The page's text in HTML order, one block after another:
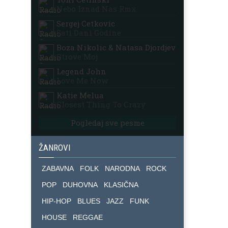
Nebo Iznad Nas Rmx
Sergej Cetkovic
Sati Dani Godine
Boza Nikolic & Natasa Djordjevic
Otrove Moj
Legend John
Love Me Now
Katie Melua
Closest Thing To Crazy
Pogledaj sve pesme
ŽANROVI
ZABAVNA FOLK NARODNA
ROCK
POP
DUHOVNA
KLASIČNA
HIP-HOP
BLUES JAZZ
FUNK
HOUSE
REGGAE